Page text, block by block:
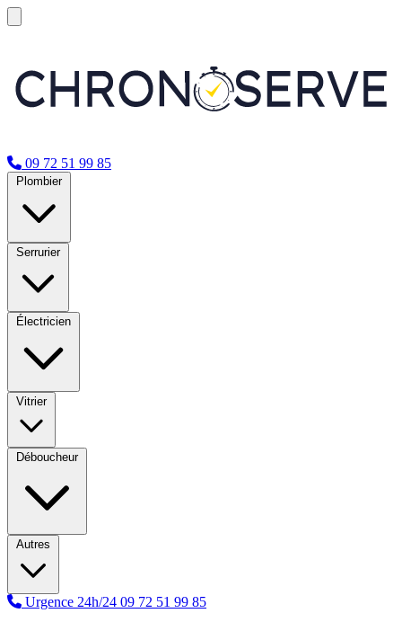
09 72 51 99 85
Plombier
Serrurier
Électricien
Vitrier
Déboucheur
Autres
Urgence 24h/24 09 72 51 99 85